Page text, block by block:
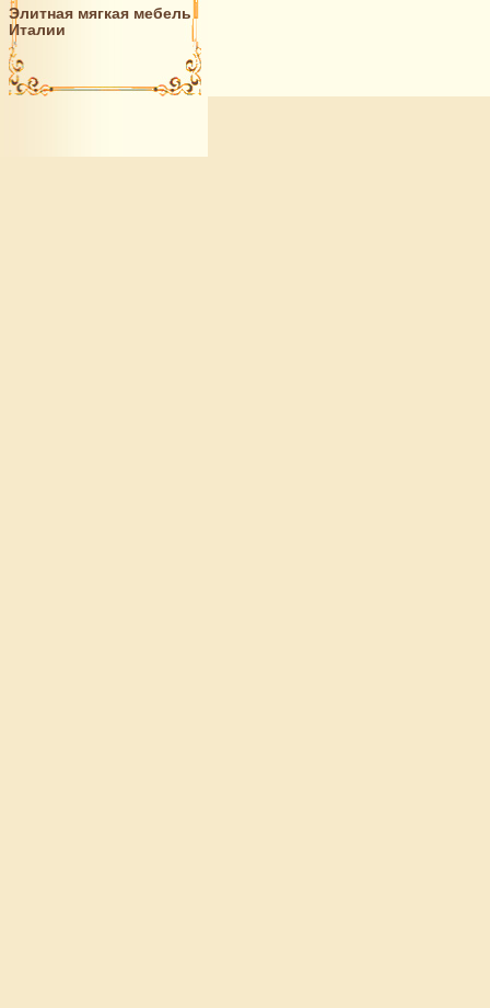
Элитная мягкая мебель
Италии